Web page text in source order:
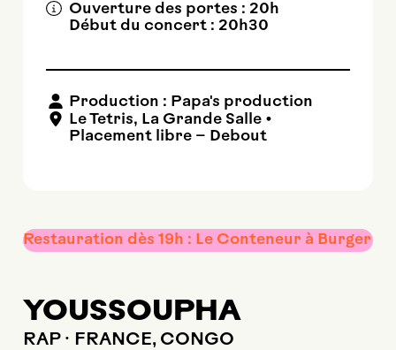
Ouverture des portes : 20h
Début du concert : 20h30
Production : Papa's production
Le Tetris, La Grande Salle •
Placement libre – Debout
Restauration dès 19h : Le Conteneur à Burger
YOUSSOUPHA
RAP · FRANCE, CONGO